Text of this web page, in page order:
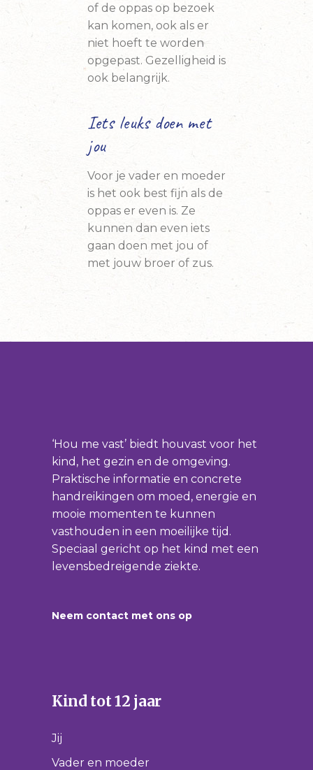
of de oppas op bezoek
kan komen, ook als er
niet hoeft te worden
opgepast. Gezelligheid is
ook belangrijk.
Iets leuks doen met
jou
Voor je vader en moeder
is het ook best fijn als de
oppas er even is. Ze
kunnen dan even iets
gaan doen met jou of
met jouw broer of zus.
‘Hou me vast’ biedt houvast voor het
kind, het gezin en de omgeving.
Praktische informatie en concrete
handreikingen om moed, energie en
mooie momenten te kunnen
vasthouden in een moeilijke tijd.
Speciaal gericht op het kind met een
levensbedreigende ziekte.
Neem contact met ons op
Kind tot 12 jaar
Jij
Vader en moeder